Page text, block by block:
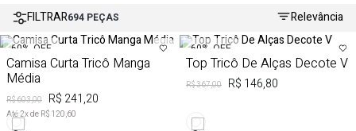
FILTRAR694 PEÇAS Relevância
60% OFF
Camisa Curta Tricô Manga
Média
R$ 603,00 R$ 241,20
Até 2x de R$ 120,60
60% OFF
Top Tricô De Alças Decote V
R$ 367,00 R$ 146,80